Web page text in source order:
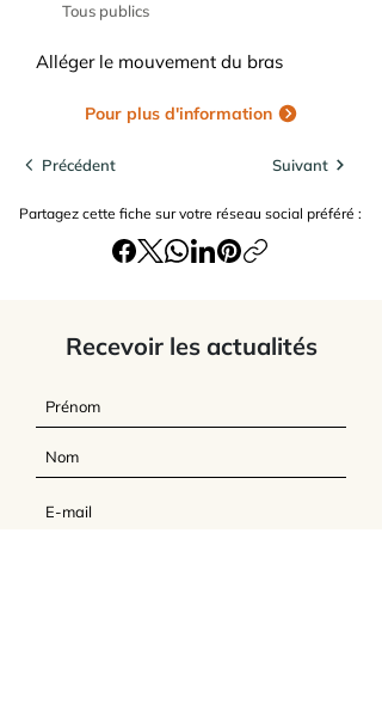
Tous publics
Alléger le mouvement du bras
Pour plus d'information
Précédent Suivant
Partagez cette fiche sur votre réseau social préféré :
Recevoir les actualités